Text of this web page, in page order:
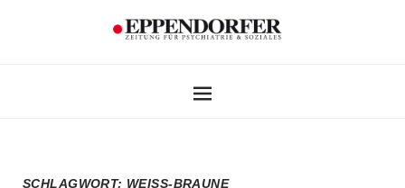
SCHLAGWORT: WEISS-BRAUNE K